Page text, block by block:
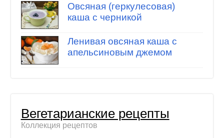
Овсяная (геркулесовая)
каша с черникой
Ленивая овсяная каша с
апельсиновым джемом
Вегетарианские рецепты
Коллекция рецептов